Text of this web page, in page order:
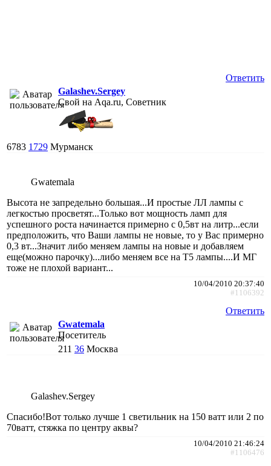
Ответить
Galashev.Sergey
Свой на Aqa.ru, Советник
6783 1729 Мурманск
Gwatemala
Высота не запредельно большая...И простые ЛЛ лампы с
легкостью просветят...Только вот мощность ламп для
успешного роста начинается примерно с 0,5вт на литр...если
предположить, что Ваши лампы не новые, то у Вас примерно
0,3 вт...Значит либо меняем лампы на новые и добавляем
еще(можно парочку)...либо меняем все на Т5 лампы....И МГ
тоже не плохой вариант...
10/04/2010 20:37:40
#1106392
Ответить
Gwatemala
Посетитель
211 36 Москва
Galashev.Sergey
Спасибо!Вот только лучше 1 светильник на 150 ватт или 2 по
70ватт, стяжка по центру аквы?
10/04/2010 21:46:24
#1106476